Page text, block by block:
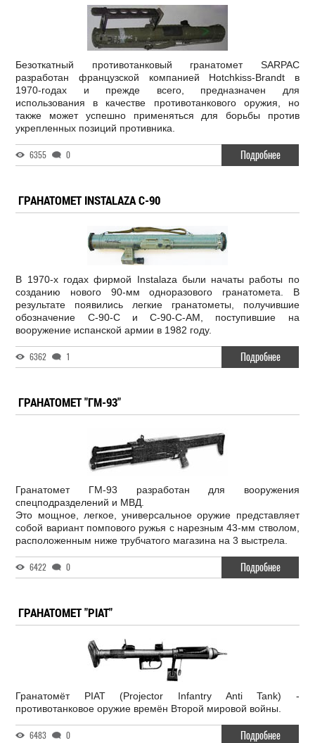
Безоткатный противотанковый гранатомет SARPAC
разработан французской компанией Hotchkiss-Brandt в
1970-годах и прежде всего, предназначен для
использования в качестве противотанкового оружия, но
также может успешно применяться для борьбы против
укрепленных позиций противника.
6355 0 Подробнее
ГРАНАТОМЕТ INSTALAZA C-90
В 1970-х годах фирмой Instalaza были начаты работы по
созданию нового 90-мм одноразового гранатомета. В
результате появились легкие гранатометы, получившие
обозначение C-90-C и C-90-C-AM, поступившие на
вооружение испанской армии в 1982 году.
6362 1 Подробнее
ГРАНАТОМЕТ "ГМ-93"
Гранатомет ГМ-93 разработан для вооружения
спецподразделений и МВД.
Это мощное, легкое, универсальное оружие представляет
собой вариант помпового ружья с нарезным 43-мм стволом,
расположенным ниже трубчатого магазина на 3 выстрела.
6422 0 Подробнее
ГРАНАТОМЕТ "PIAT"
Гранатомёт PIAT (Projector Infantry Anti Tank) -
противотанковое оружие времён Второй мировой войны.
6483 0 Подробнее